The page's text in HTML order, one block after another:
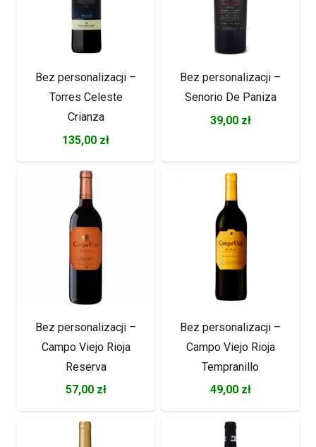
Bez personalizacji –
Torres Celeste
Crianza
135,00 zł
Bez personalizacji –
Senorio De Paniza
39,00 zł
Bez personalizacji –
Campo Viejo Rioja
Reserva
57,00 zł
Bez personalizacji –
Campo Viejo Rioja
Tempranillo
49,00 zł